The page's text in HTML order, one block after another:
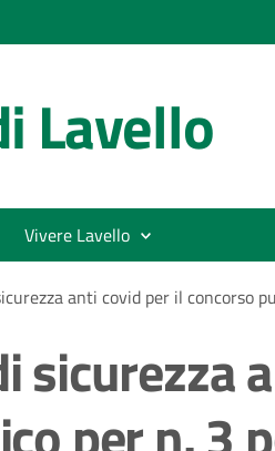
Lavello
Vivere Lavello
anti covid per il
sicurezza